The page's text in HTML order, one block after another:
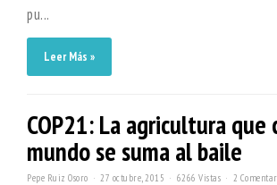
pu...
Leer Más »
COP21: La agricultura
mundo se suma al baile
Pepe Ruiz Osoro 27 octubre, 2015 6266 Vistas 2